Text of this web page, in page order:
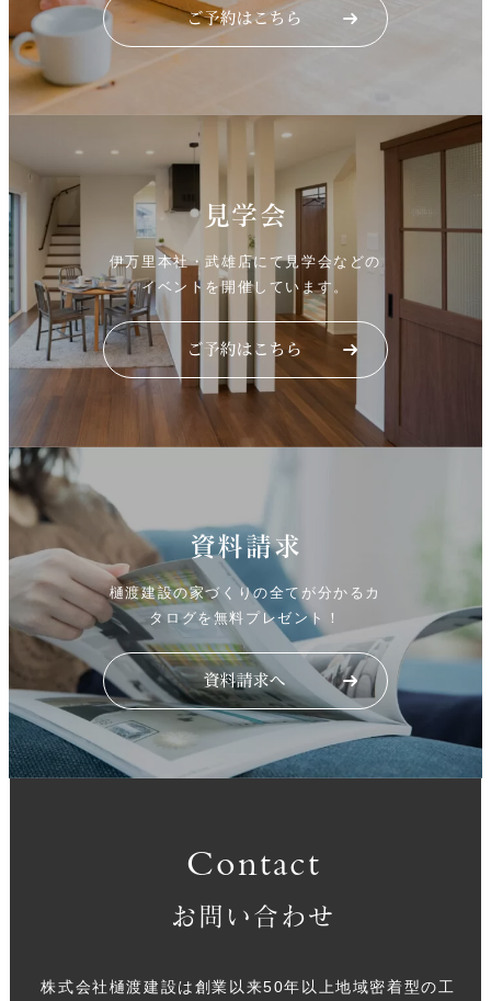
見学会
伊万里本社・武雄店にて見学会などの
イベントを開催しています。
資料請求
樋渡建設の家づくりの全てが分かるカ
タログを無料プレゼント！
Contact
お問い合わせ
株式会社樋渡建設は創業以来50年以上地域密着型の工